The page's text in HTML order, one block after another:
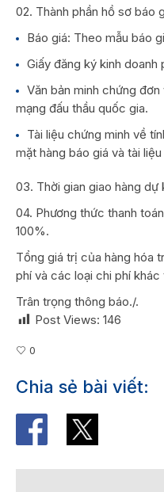
02. Thành phần hồ sơ báo
Báo giá: Theo mẫu báo
Giấy đăng ký kinh doanh
Văn bản minh chứng
mạng đấu thầu quốc gia.
Tài liệu chứng minh về
mặt hàng báo giá và tài
03. Thời gian giao hàng
04. Phương thức thanh
100%.
Tổng giá trị của hàng hóa
phí và các loại chi phí
Trân trọng thông báo./.
Post Views: 146
0
Chia sẻ bài viết: